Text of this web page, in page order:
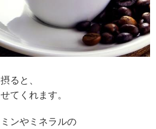
ると、
てくれます。
ンやミネラルの